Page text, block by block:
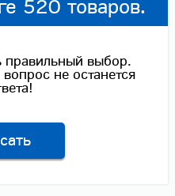
520 товаров.
выбор.
не останется